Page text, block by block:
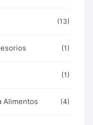
(13)
(1)
(1)
Alimentos (4)